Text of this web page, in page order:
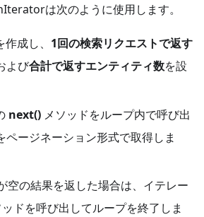
は次のように使用します。
成し、 1回の検索リクエストで返す
よび合計で返すエンティティ数を設
next() メソッドをループ内で呼び出
ページネーション形式で取得しま
空の結果を返した場合は、イテレー
ッドを呼び出してループを終了しま